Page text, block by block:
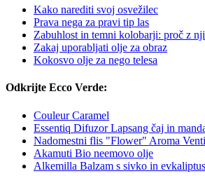
Kako narediti svoj osvežilec
Prava nega za pravi tip las
Zabuhlost in temni kolobarji: proč z
Zakaj uporabljati olje za obraz
Kokosvo olje za nego telesa
Odkrijte Ecco Verde:
Couleur Caramel
Essentiq Difuzor Lapsang čaj in
Nadomestni flis "Flower" Aroma
Akamuti Bio neemovo olje
Alkemilla Balzam s sivko in